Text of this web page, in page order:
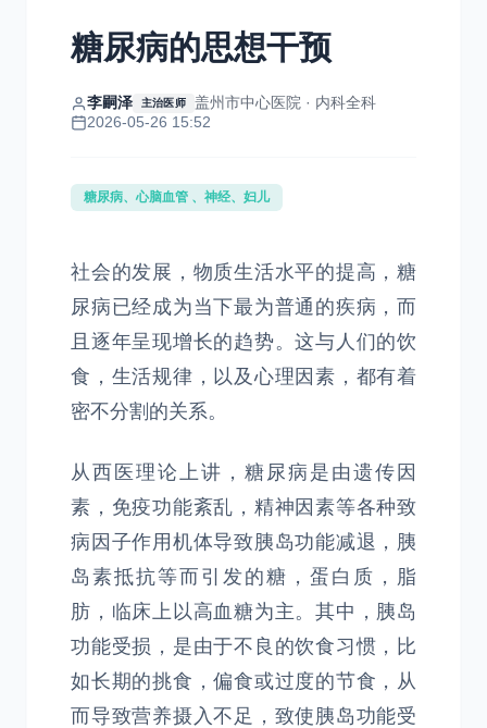
糖尿病的思想干预
李嗣泽 主治医师
盖州市中心医院 · 内科全科
2026-05-26 15:52
糖尿病、心脑血管 、神经、妇儿
社会的发展，物质生活水平的提高，糖
尿病已经成为当下最为普通的疾病，而
且逐年呈现增长的趋势。这与人们的饮
食，生活规律，以及心理因素，都有着
密不分割的关系。
从西医理论上讲，糖尿病是由遗传因
素，免疫功能紊乱，精神因素等各种致
病因子作用机体导致胰岛功能减退，胰
岛素抵抗等而引发的糖，蛋白质，脂
肪，临床上以高血糖为主。其中，胰岛
功能受损，是由于不良的饮食习惯，比
如长期的挑食，偏食或过度的节食，从
而导致营养摄入不足，致使胰岛功能受